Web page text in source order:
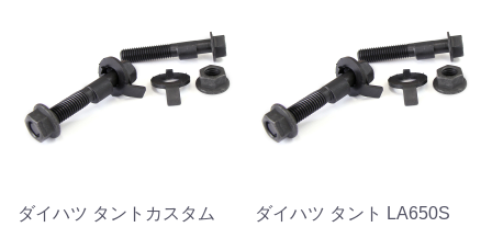
ダイハツ タントカスタム
ダイハツ タント LA650S